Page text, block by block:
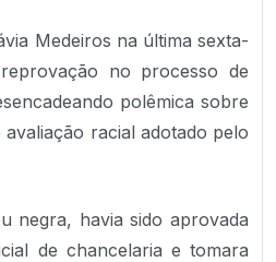
Medeiros na última sexta-
no processo de
polêmica sobre
racial adotado pelo
negra, havia sido aprovada
de chancelaria e tomara